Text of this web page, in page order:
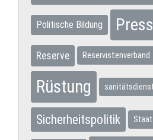
Politische Bildung
Reserve Reservistenverband
Rüstung
Sicherheitspolitik